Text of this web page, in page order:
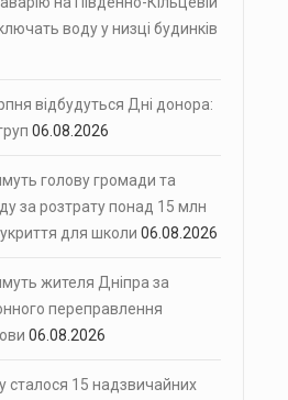
воду у низці будинків
відбудуться Дні донора:
06.08.2026
голову громади та
за розтрату понад 15 млн
для школи 06.08.2026
жителя Дніпра за
переправлення
06.08.2026
сталося 15 надзвичайних